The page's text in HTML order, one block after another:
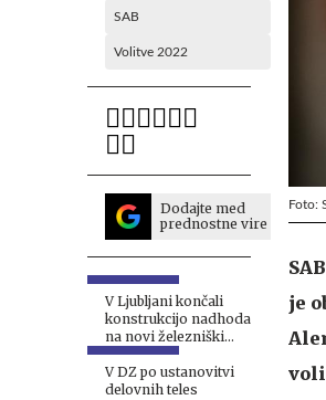
SAB
Volitve 2022
Dodajte med
prednostne vire
V Ljubljani končali
konstrukcijo nadhoda
na novi železniški
postaji #foto
V DZ po ustanovitvi
delovnih teles
Foto:
je